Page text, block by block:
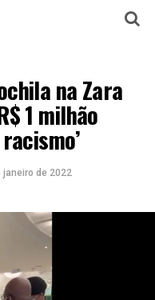
na Zara
1 milhão
janeiro de 2022